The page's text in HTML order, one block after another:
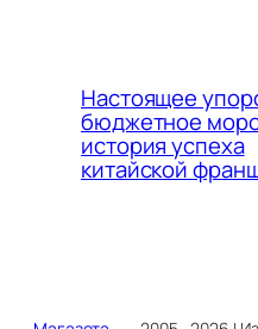
Настоящее
бюджетное
история успеха
китайской